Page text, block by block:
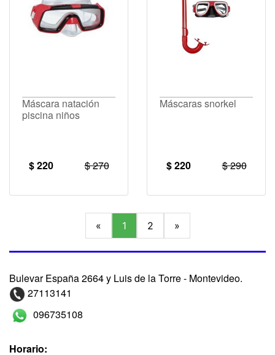
Máscara natación
piscina niños
$ 220 $ 270
Máscaras snorkel
$ 220 $ 290
« 1 2 »
Bulevar España 2664 y Luis de la Torre - Montevideo.
27113141
096735108
Horario: